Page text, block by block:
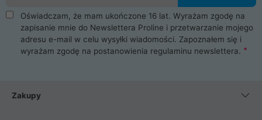
Oświadczam, że mam ukończone 16 lat. Wyrażam zgodę na
zapisanie mnie do Newslettera Proline i przetwarzanie mojego
adresu e-mail w celu wysyłki wiadomości. Zapoznałem się i
wyrażam zgodę na postanowienia regulaminu newslettera.
Zakupy